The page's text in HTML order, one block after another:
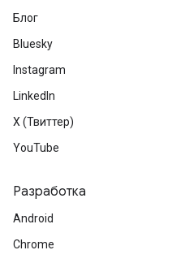
Блог
Bluesky
Instagram
LinkedIn
X (Твиттер)
YouTube
Разработка
Android
Chrome